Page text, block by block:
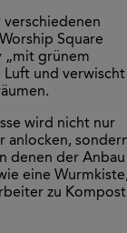
verschiedenen
Square
„mit grünem
Luft und verwischt
wird nicht nur
anlocken,
denen der Anbau
eine
zu Kompost